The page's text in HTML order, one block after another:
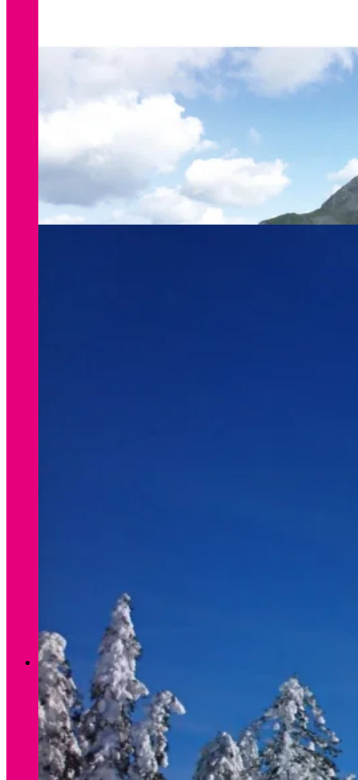
Verleih Winter
WINTER
Preisliste Verleih